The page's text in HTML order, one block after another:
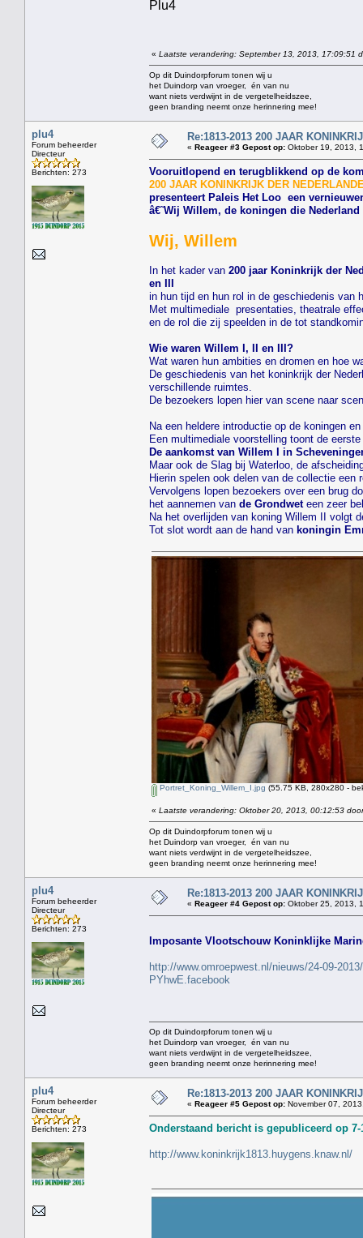
Plu4
« Laatste verandering: September 13, 2013, 17:09:51
Op dit Duindorpforum tonen wij u
het Duindorp van vroeger, én van nu
want niets verdwijnt in de vergetelheidszee,
geen branding neemt onze herinnering mee!
plu4
Forum beheerder
Directeur
Berichten: 273
Re:1813-2013 200 JAAR
« Reageer #3 Gepost op: Oktober 19, 2013,
Vooruitlopend en terugblikkend op de
200 JAAR KONINKRIJK DER
presenteert Paleis Het Loo een
â€˜Wij Willem, de koningen die
Wij, Willem
In het kader van 200 jaar Koninkrijk der
en III
in hun tijd en hun rol in de geschiedenis van
Met multimediale presentaties, theatrale
en de rol die zij speelden in de tot
Wie waren Willem I, II en III?
Wat waren hun ambities en dromen en hoe
De geschiedenis van het koninkrijk der
verschillende ruimtes.
De bezoekers lopen hier van scene naar
Na een heldere introductie op de koningen
Een multimediale voorstelling toont de
De aankomst van Willem I in
Maar ook de Slag bij Waterloo, de
Hierin spelen ook delen van de collectie een
Vervolgens lopen bezoekers over een brug
het aannemen van de Grondweteen zeer
Na het overlijden van koning Willem II volgt
Tot slot wordt aan de hand van koningin
Portret_Koning_Willem_I.jpg (55.75 KB, 280x280 -
« Laatste verandering: Oktober 20, 2013, 00:12:53
Op dit Duindorpforum tonen wij u
het Duindorp van vroeger, én van nu
want niets verdwijnt in de vergetelheidszee,
geen branding neemt onze herinnering mee!
plu4
Forum beheerder
Directeur
Berichten: 273
Re:1813-2013 200 JAAR
« Reageer #4 Gepost op: Oktober 25, 2013,
Imposante Vlootschouw Koninklijke
http://www.omroepwest.nl/nieuws/24-09-
PYhwE.facebook
Op dit Duindorpforum tonen wij u
het Duindorp van vroeger, én van nu
want niets verdwijnt in de vergetelheidszee,
geen branding neemt onze herinnering mee!
plu4
Forum beheerder
Directeur
Berichten: 273
Re:1813-2013 200 JAAR
« Reageer #5 Gepost op: November 07,
Onderstaand bericht is gepubliceerd op 7-
http://www.koninkrijk1813.huygens.knaw.nl/